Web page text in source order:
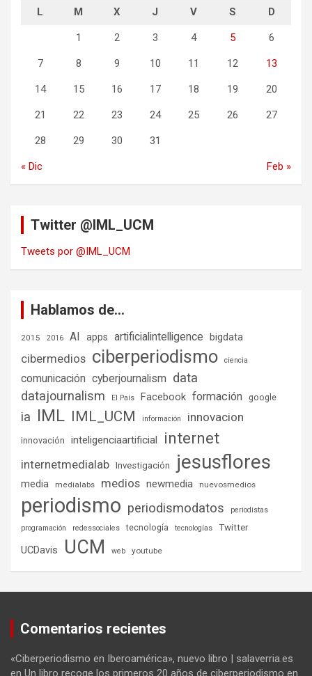
L M X J V S D
1 2 3 4 5 6
7 8 9 10 11 12 13
14 15 16 17 18 19 20
21 22 23 24 25 26 27
28 29 30 31
« Dic Feb »
Twitter @IML_UCM
Tweets por @IML_UCM
Hablamos de…
2015 2016 AI apps artificialintelligence bigdata
cibermedios ciberperiodismo ciencia
comunicación cyberjournalism data
datajournalism El País Facebook formación google
ia IML IML_UCM información innovacion
innovación inteligenciaartificial internet
internetmedialab Investigación jesusflores
media medialabs medios newmedia nuevosmedios
periodismo periodismodatos
periodistas
programación
redessociales tecnología tecnologías Twitter
UCDavis UCM web youtube
Comentarios recientes
«Ciberperiodismo en Iberoamérica», nuevo libro | salaverria.es
en Un libro recoge los primeros 20 años de ciberperiodismo en